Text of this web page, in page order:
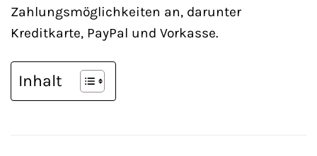
Zahlungsmöglichkeiten an, darunter
Kreditkarte, PayPal und Vorkasse.
Inhalt